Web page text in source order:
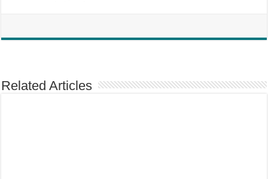
Related Articles